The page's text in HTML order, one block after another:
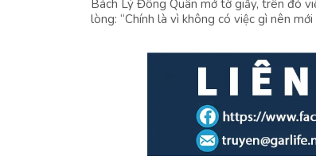
Bách Lý Đông Quân mở tờ giấy, trên đó
lòng: “Chính là vì không có việc gì nên